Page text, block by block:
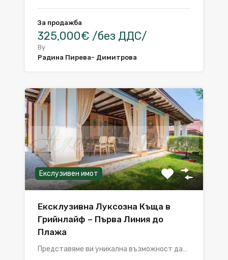
За продажба
325,000€ /без ДДС/
By
Радина Пирева- Димитрова
Екслузивен имот
Ексклузивна Луксозна Къща в
Грийнлайф – Първа Линия до
Плажа
Представяме ви уникална възможност да…